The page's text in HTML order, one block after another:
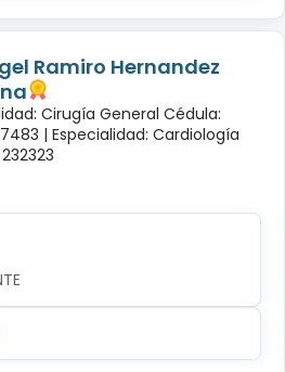
Ramiro Hernandez
Cirugía General Cédula:
| Especialidad: Cardiología